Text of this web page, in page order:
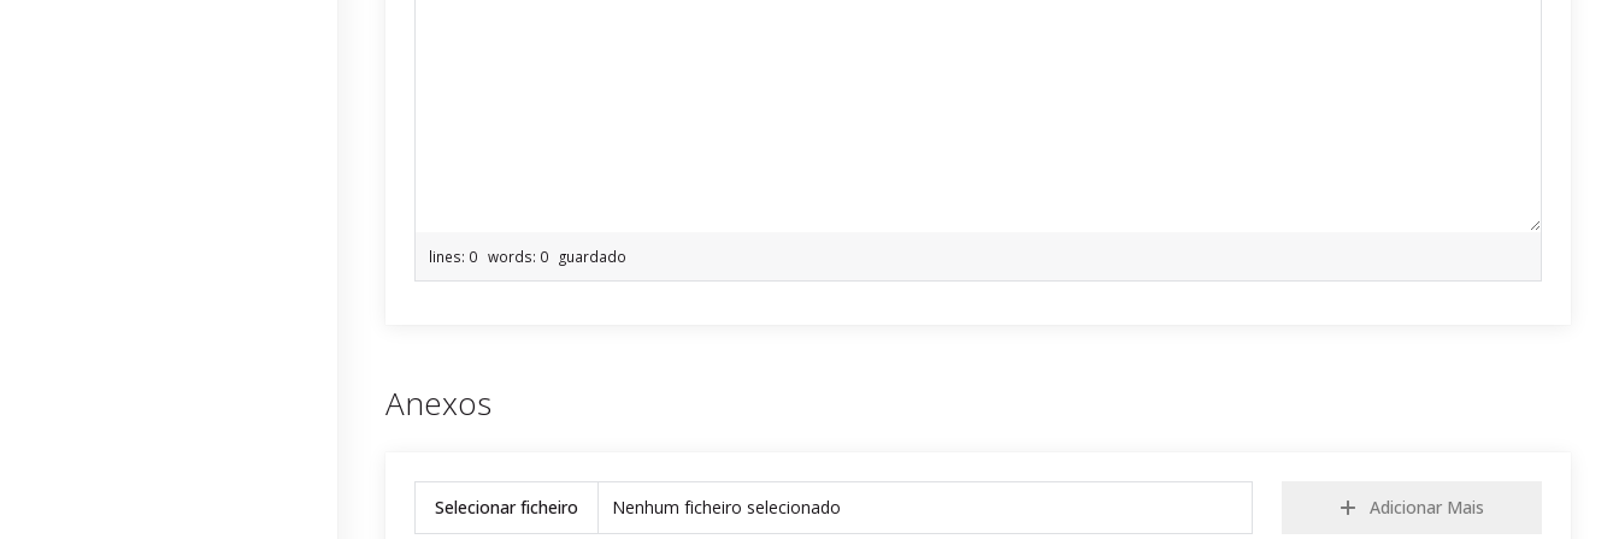
lines: 0 words: 0 guardado
Anexos
Selecionar ficheiro Nenhum ficheiro selecionado Adicionar Mais